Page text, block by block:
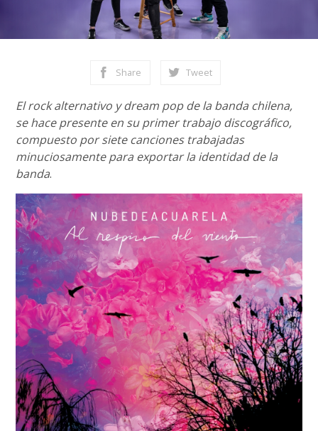
Share Tweet
El rock alternativo y dream pop de la banda chilena,
se hace presente en su primer trabajo discográfico,
compuesto por siete canciones trabajadas
minuciosamente para exportar la identidad de la
banda.